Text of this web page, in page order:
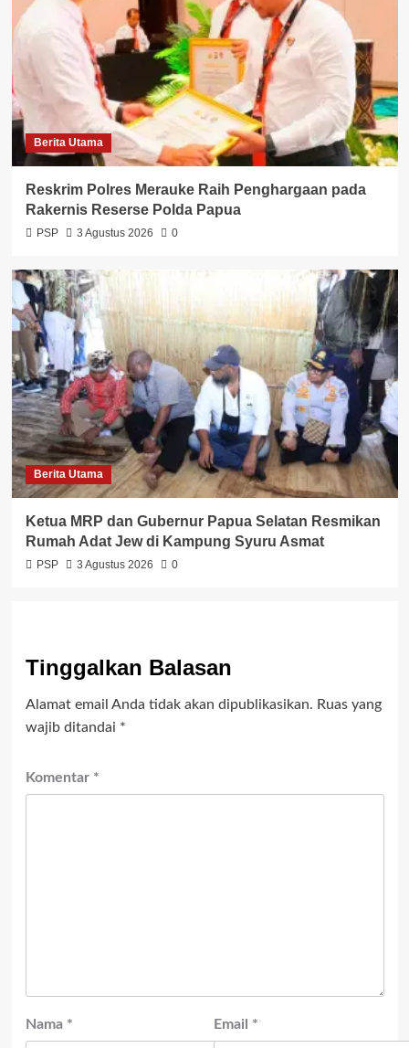
Berita Utama
Reskrim Polres Merauke Raih Penghargaan pada
Rakernis Reserse Polda Papua
PSP 3 Agustus 2026 0
Berita Utama
Ketua MRP dan Gubernur Papua Selatan Resmikan
Rumah Adat Jew di Kampung Syuru Asmat
PSP 3 Agustus 2026 0
Tinggalkan Balasan
Alamat email Anda tidak akan dipublikasikan. Ruas yang
wajib ditandai *
Komentar *
Nama * Email *